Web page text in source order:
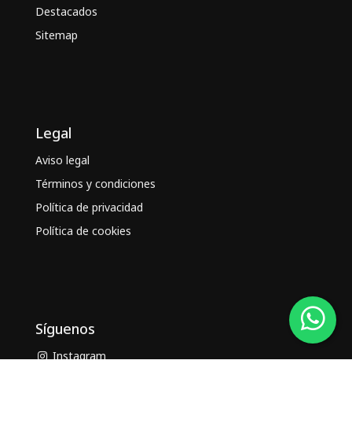
Destacados
Sitemap
Legal
Aviso legal
Términos y condiciones
Política de privacidad
Política de cookies
Síguenos
Instagram